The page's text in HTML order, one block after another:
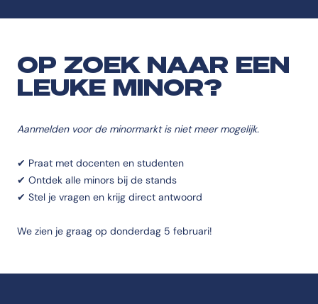
OP ZOEK NAAR EEN
LEUKE MINOR?
Aanmelden voor de minormarkt is niet meer mogelijk.
✔ Praat met docenten en studenten
✔ Ontdek alle minors bij de stands
✔ Stel je vragen en krijg direct antwoord
We zien je graag op donderdag 5 februari!